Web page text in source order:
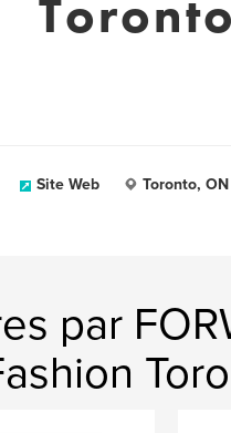
Toronto
Site Web Toronto,
par